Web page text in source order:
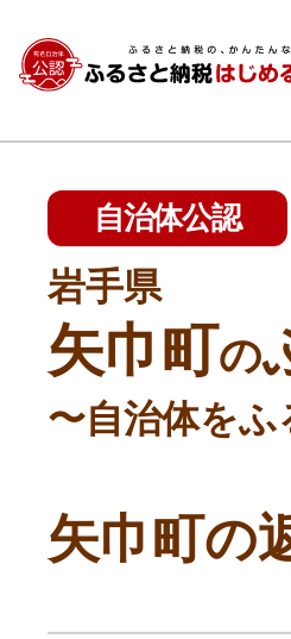
自治体公認
岩手県
矢巾町の
〜自治体を
矢巾町の